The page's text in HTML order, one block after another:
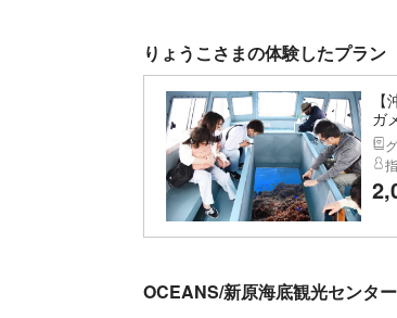
りょうこさまの体験したプラン
ガ
OCEANS/新原海底観光センタ